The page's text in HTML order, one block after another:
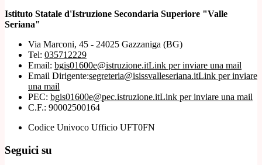
Istituto Statale d'Istruzione Secondaria Superiore "Valle
Seriana"
Via Marconi, 45 - 24025 Gazzaniga (BG)
Tel: 035712229
Email: bgis01600e@istruzione.itLink per inviare una mail
Email Dirigente:segreteria@isissvalleseriana.itLink per inviare
una mail
PEC: bgis01600e@pec.istruzione.itLink per inviare una mail
C.F.: 90002500164
Codice Univoco Ufficio UFT0FN
Seguici su